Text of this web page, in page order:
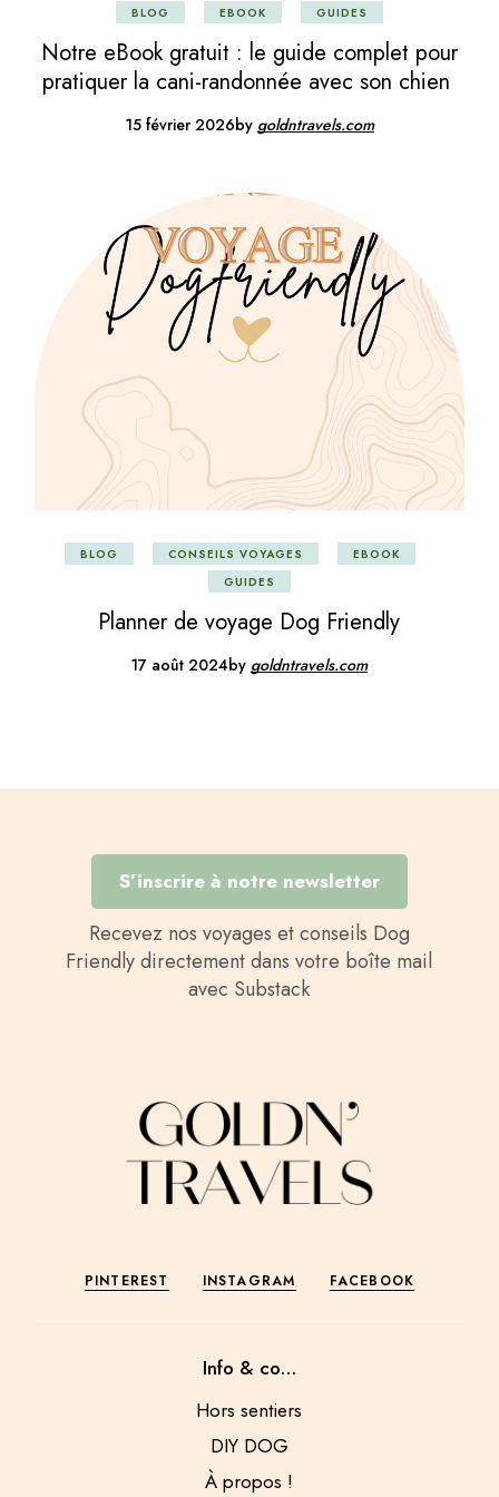
BLOG EBOOK GUIDES
Notre eBook gratuit : le guide complet pour
pratiquer la cani-randonnée avec son chien
15 février 2026by goldntravels.com
BLOG CONSEILS VOYAGES
EBOOK
GUIDES
Planner de voyage Dog Friendly
17 août 2024by goldntravels.com
S’inscrire à notre newsletter
Recevez nos voyages et conseils Dog
Friendly directement dans votre boîte mail
avec Substack
PINTEREST INSTAGRAM FACEBOOK
Info & co…
Hors sentiers
DIY DOG
À propos !